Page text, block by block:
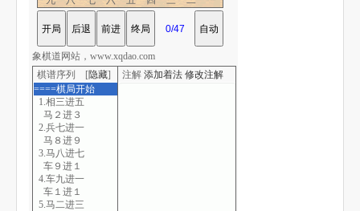
棋谱序列 [隐藏]
====棋局开始
1.相三进五
马２进３
2.兵七进一
马８进９
3.马八进七
车９进１
4.车九进一
车１进１
5.马二进三
注解 添加着法 修改注解
象棋道网站，www.xqdao.com